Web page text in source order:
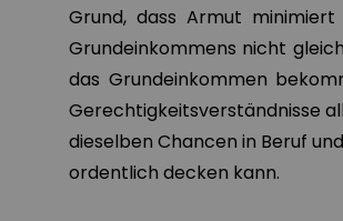
Grund, dass Armut
Grundeinkommens nicht
das Grundeinkommen
Gerechtigkeitsverständnisse
dieselben Chancen in Beruf
ordentlich decken kann.